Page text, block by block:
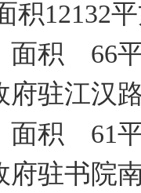
平方
平方千
府驻江汉
平方千
府驻书院